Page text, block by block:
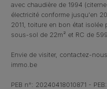
avec chaudière de 1994
électricité conforme jusqu'en
2011, toiture en bon état
sous-sol de 22m² et RC de
Envie de visiter, contactez-
immo.be
PEB n°: 20240418010871 -